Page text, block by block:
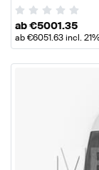
ab€5001.35
ab€6051.63incl.